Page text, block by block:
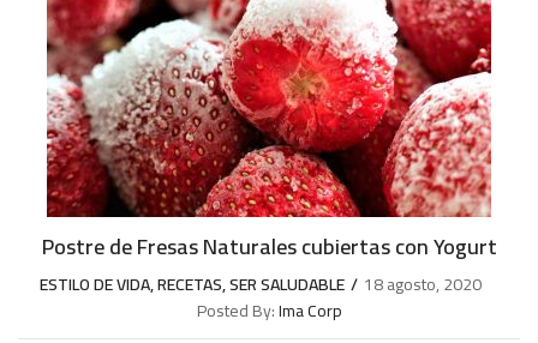
Postre de Fresas Naturales cubiertas con Yogurt
ESTILO DE VIDA,RECETAS,SER SALUDABLE
18 agosto, 2020
Posted By:Ima Corp